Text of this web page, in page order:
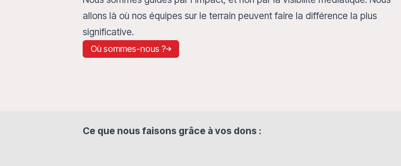
allons là où nos équipes sur le terrain peuvent faire la différence la plus
significative.
Où sommes-nous ?
Ce que nous faisons grâce à vos dons :